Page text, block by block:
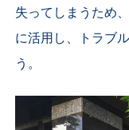
失ってしまうため
に活用し、トラブ
う。